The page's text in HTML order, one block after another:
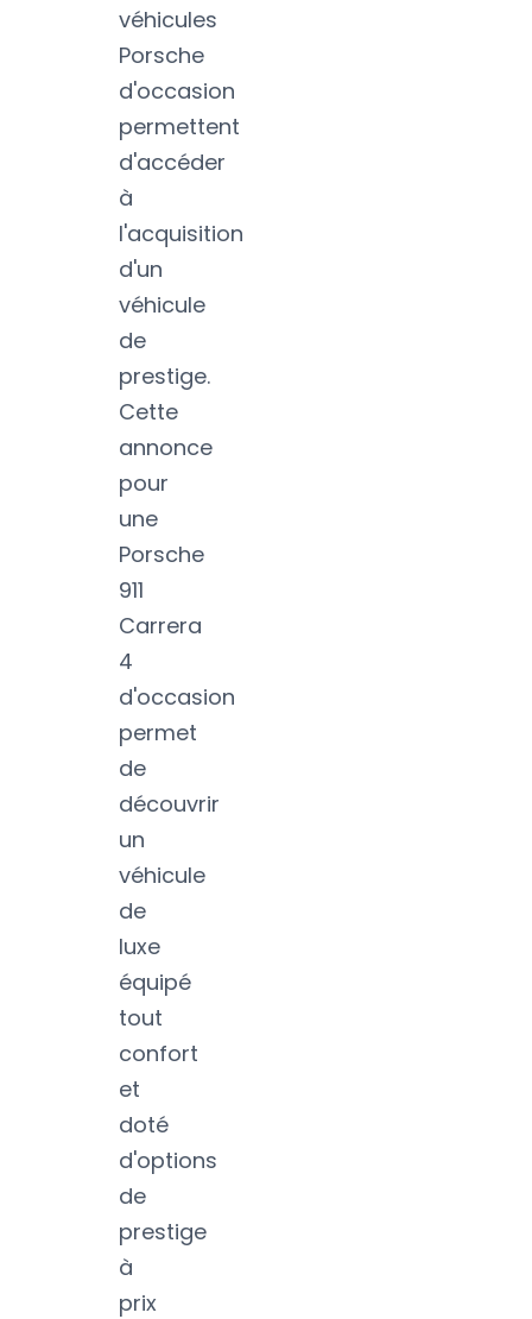
véhicules
Porsche
d'occasion
permettent
d'accéder
à
l'acquisition
d'un
véhicule
de
prestige.
Cette
annonce
pour
une
Porsche
911
Carrera
4
d'occasion
permet
de
découvrir
un
véhicule
de
luxe
équipé
tout
confort
et
doté
d'options
de
prestige
à
prix